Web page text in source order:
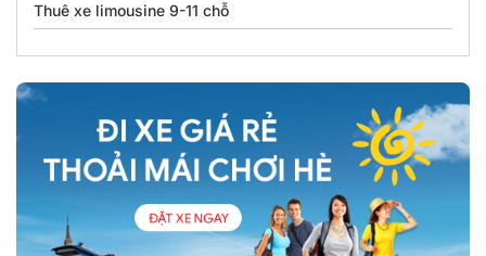
Thuê xe limousine 9-11 chỗ